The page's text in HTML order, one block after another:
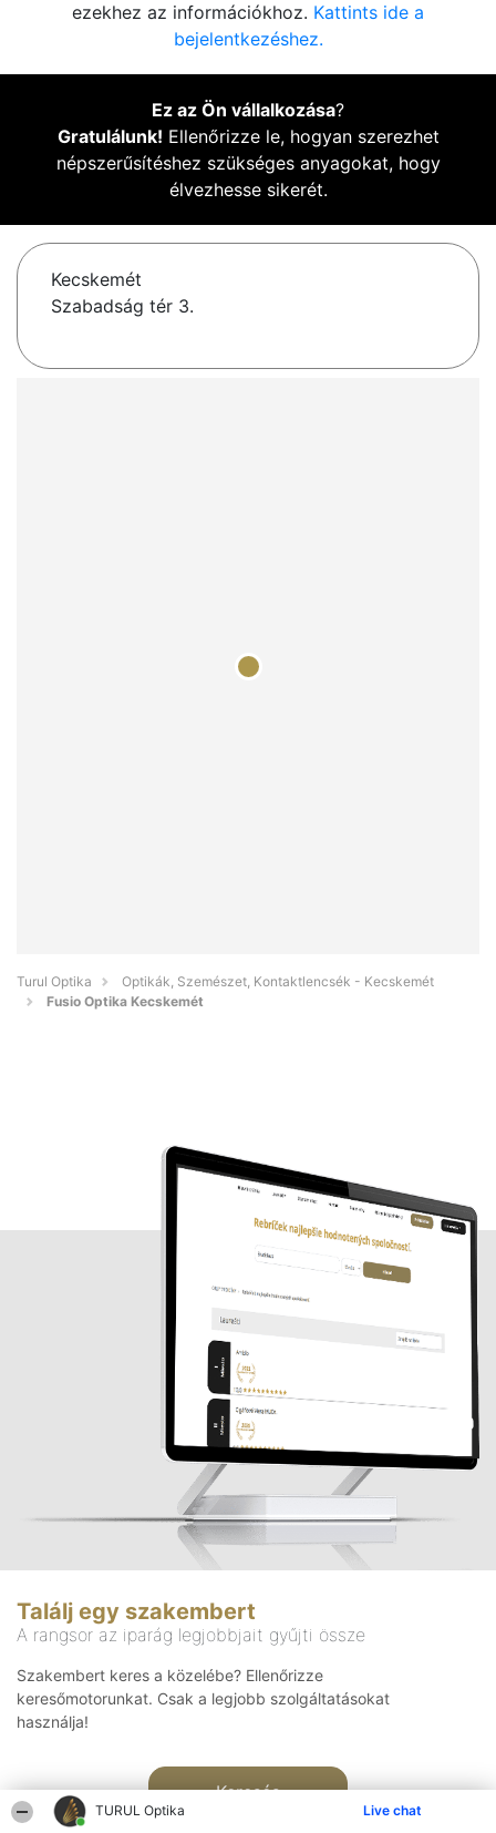
TURUL Optika Live chat
ezekhez az információkhoz. Kattints ide a
bejelentkezéshez.
Ez az Ön vállalkozása?
Gratulálunk! Ellenőrizze le, hogyan szerezhet
népszerűsítéshez szükséges anyagokat, hogy
élvezhesse sikerét.
Kecskemét
Szabadság tér 3.
Turul Optika
Optikák, Szemészet, Kontaktlencsék - Kecskemét
Fusio Optika Kecskemét
Találj egy szakembert
A rangsor az iparág legjobbjait gyűjti össze
Szakembert keres a közelébe? Ellenőrizze
keresőmotorunkat. Csak a legjobb szolgáltatásokat
használja!
Keresés